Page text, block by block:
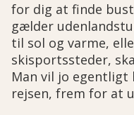
for dig at finde
gælder
til sol og varme,
skisportssteder,
Man vil jo egentligt
rejsen, frem for at